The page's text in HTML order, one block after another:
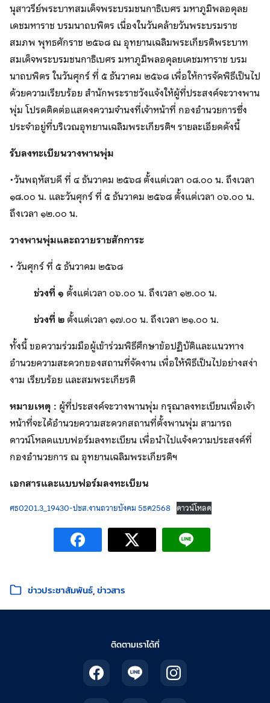
นุสาวรีย์พระบาทสมเด็จพระบรมชนกาธิเบศร มหาภูมิพลอดุลย
เดชมหาราช บรมนาถบพิตร เนื่องในวันคล้ายวันพระบรมราช
สมภพ พุทธศักราช ๒๕๖๘ ณ อุทยานเฉลิมพระเกียรติพระบาท
สมเด็จพระบรมชนกาธิเบศร มหาภูมิพลอดุลยเดชมหาราช บรม
นาถบพิตร ในวันศุกร์ ที่ ๕ ธันวาคม ๒๕๖๘ เพื่อให้การจัดพิธีเป็นไป
ด้วยความเรียบร้อย สำนักพระราชวังแจ้งให้ผู้ที่ประสงค์จะวางพาน
พุ่ม โปรดติดต่อแสดงความจำนงที่เจ้าหน้าที่ กองอำนวยการซึ่ง
ประจำอยู่ที่บริเวณอุทยานเฉลิมพระเกียรติฯ รายละเอียดดังนี้
รับลงทะเบียนวางพานพุ่ม
•วันพฤหัสบดี ที่ ๔ ธันวาคม ๒๕๖๘ ตั้งแต่เวลา ๐๘.๐๐ น. ถึงเวลา
๑๘.๐๐ น. และวันศุกร์ ที่ ๕ ธันวาคม ๒๕๖๘ ตั้งแต่เวลา ๐๖.๐๐ น.
ถึงเวลา ๑๒.๐๐ น.
วางพานพุ่มและถวายราชสักการะ
• วันศุกร์ ที่ ๕ ธันวาคม ๒๕๖๘
ช่วงที่ ๑ ตั้งแต่เวลา ๐๖.๐๐ น. ถึงเวลา ๑๒.๐๐ น.
ช่วงที่ ๒ตั้งแต่เวลา ๑๗.๐๐ น. ถึงเวลา ๒๑.๐๐ น.
ทั้งนี้ ขอความร่วมมือผู้เข้าร่วมพิธีศึกษาข้อปฏิบัติและแนวทาง
อำนวยความสะดวกของสถานที่จัดงาน เพื่อให้พิธีเป็นไปอย่างสง่า
งาม เรียบร้อย และสมพระเกียรติ
หมายเหตุ : ผู้ที่ประสงค์จะวางพานพุ่ม กรุณาลงทะเบียนเพื่อเจ้า
หน้าที่จะได้อำนวยความสะดวกสถานที่ตั้งพานพุ่ม สามารถ
ดาวน์โหลดแบบฟอร์มลงทะเบียน เพื่อนำไปแจ้งความประสงค์ที่
กองอำนวยการ ณ อุทยานเฉลิมพระเกียรติฯ
เอกสารและแบบฟอร์มลงทะเบียน
ศธ0201.3_19430-ปชส.งานถวายบังคม 5ธค2568 ดาวน์โหลด
หมวดหมู่:
ข่าวประชาสัมพันธ์ ข่าวสาร
ติดตามเราได้ที่